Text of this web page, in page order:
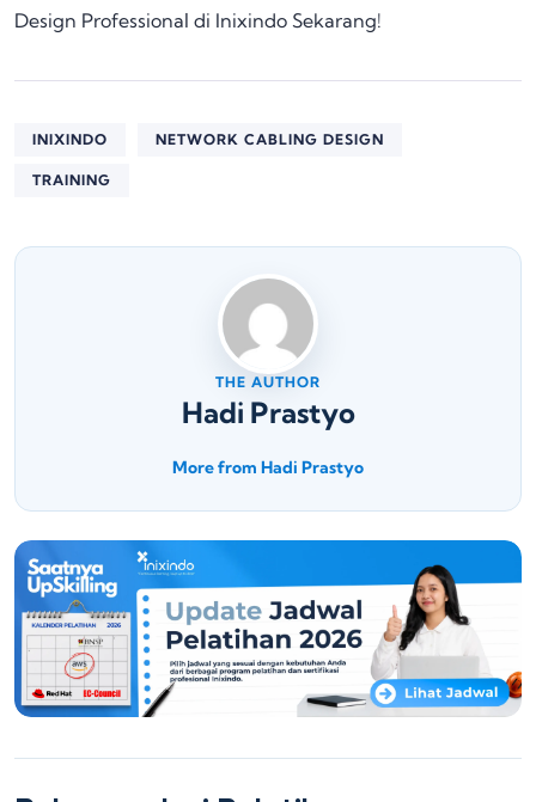
Design Professional di Inixindo Sekarang!
INIXINDO NETWORK CABLING DESIGN
TRAINING
THE AUTHOR
Hadi Prastyo
More from Hadi Prastyo